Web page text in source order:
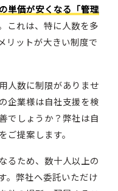
単価が安くなる「管理
これは、特に人数を多
リットが大きい制度で
人数に制限がありませ
企業様は自社支援を検
でしょうか？弊社は自
提案します。
るため、数十人以上の
。弊社へ委託いただけ